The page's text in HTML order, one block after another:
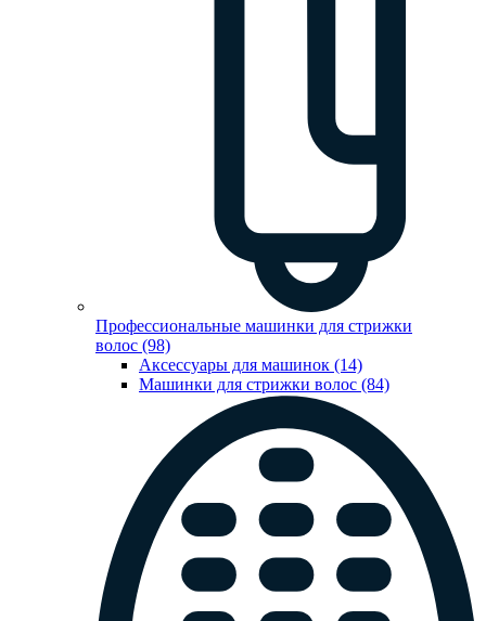
Профессиональные машинки для стрижки
волос (98)
Аксессуары для машинок (14)
Машинки для стрижки волос (84)